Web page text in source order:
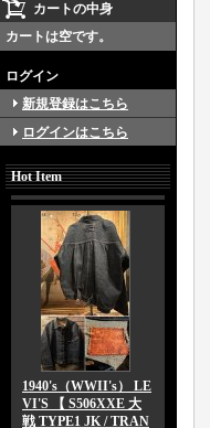
カートの中身
カートは空です。
ログイン
新規登録はこちら
ログインはこちら
Hot Item
1940's（WWII's） LE
VI'S 【 S506XXE 大
戦 TYPE1 JK / TRAN